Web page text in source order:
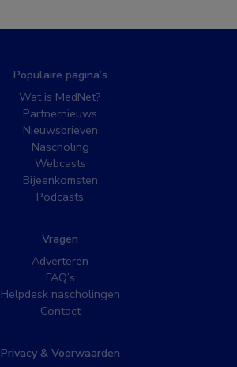
Populaire pagina’s
Wat is MedNet?
Partnernieuws
Nieuwsbrieven
Nascholing
Webcasts
Bijeenkomsten
Podcasts
Vragen
Adverteren
FAQ’s
Helpdesk nascholingen
Contact
Privacy & Voorwaarden